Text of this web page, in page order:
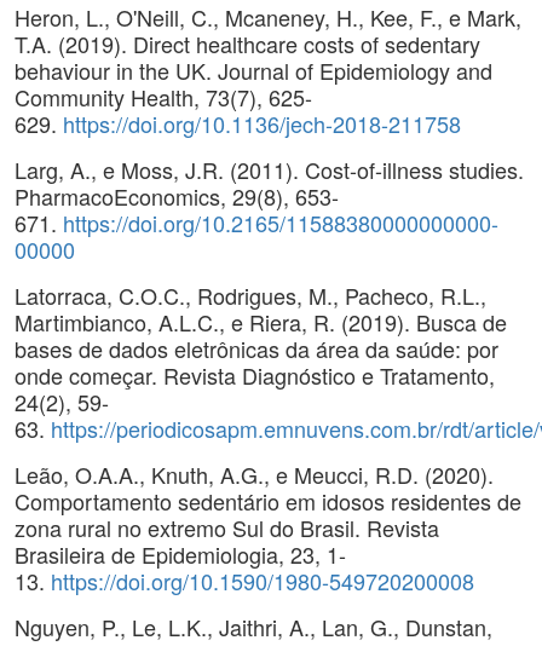
Heron, L., O'Neill, C., Mcaneney, H., Kee, F., e Mark,
T.A. (2019). Direct healthcare costs of sedentary
behaviour in the UK. Journal of Epidemiology and
Community Health, 73(7), 625-
629. https://doi.org/10.1136/jech-2018-211758
Larg, A., e Moss, J.R. (2011). Cost-of-illness studies.
PharmacoEconomics, 29(8), 653-
671. https://doi.org/10.2165/11588380000000000-
00000
Latorraca, C.O.C., Rodrigues, M., Pacheco, R.L.,
Martimbianco, A.L.C., e Riera, R. (2019). Busca de
bases de dados eletrônicas da área da saúde: por
onde começar. Revista Diagnóstico e Tratamento,
24(2), 59-
63. https://periodicosapm.emnuvens.com.br/rdt/
Leão, O.A.A., Knuth, A.G., e Meucci, R.D. (2020).
Comportamento sedentário em idosos residentes de
zona rural no extremo Sul do Brasil. Revista
Brasileira de Epidemiologia, 23, 1-
13. https://doi.org/10.1590/1980-549720200008
Nguyen, P., Le, L.K., Jaithri, A., Lan, G., Dunstan,